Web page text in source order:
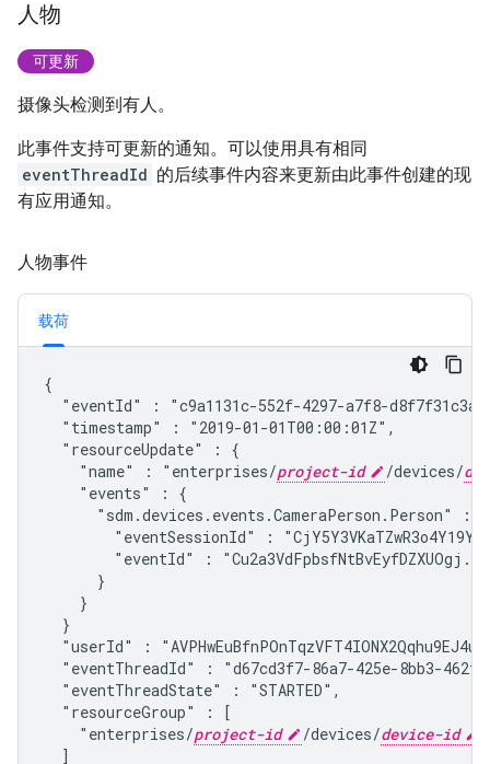
人物
可更新
摄像头检测到有人。
此事件支持可更新的通知。可以使用具有相同
eventThreadId 的后续事件内容来更新由此事件创建的现
有应用通知。
人物事件
载荷
{
"eventId" : "c9a1131c-552f-4297-a7f8-
  "timestamp" : "2019-01-01T00:00:01Z",
  "resourceUpdate" : {
    "name" : "enterprises/
project-id /devices/
    "events" : {
      "
sdm.devices.events.CameraPerson.Person" : {
"eventSessionId" :
"eventId" :
      }
    }
  }
"userId" :
"eventThreadId" : "d67cd3f7-86a7-425e-8bb3-
  "eventThreadState" : "STARTED",
  "resourceGroup" : [
    "enterprises/
project-id /devices/device-id
  ]